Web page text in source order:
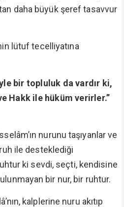
daha büyük şeref tasavvur
lütuf tecelliyatına
bir topluluk da vardır ki,
Hakk ile hüküm verirler.”
nurunu taşıyanlar ve
ruh ile desteklediği
ki sevdi, seçti, kendisine
bir nur, bir ruhtur.
kalplerine nuru akıtıp